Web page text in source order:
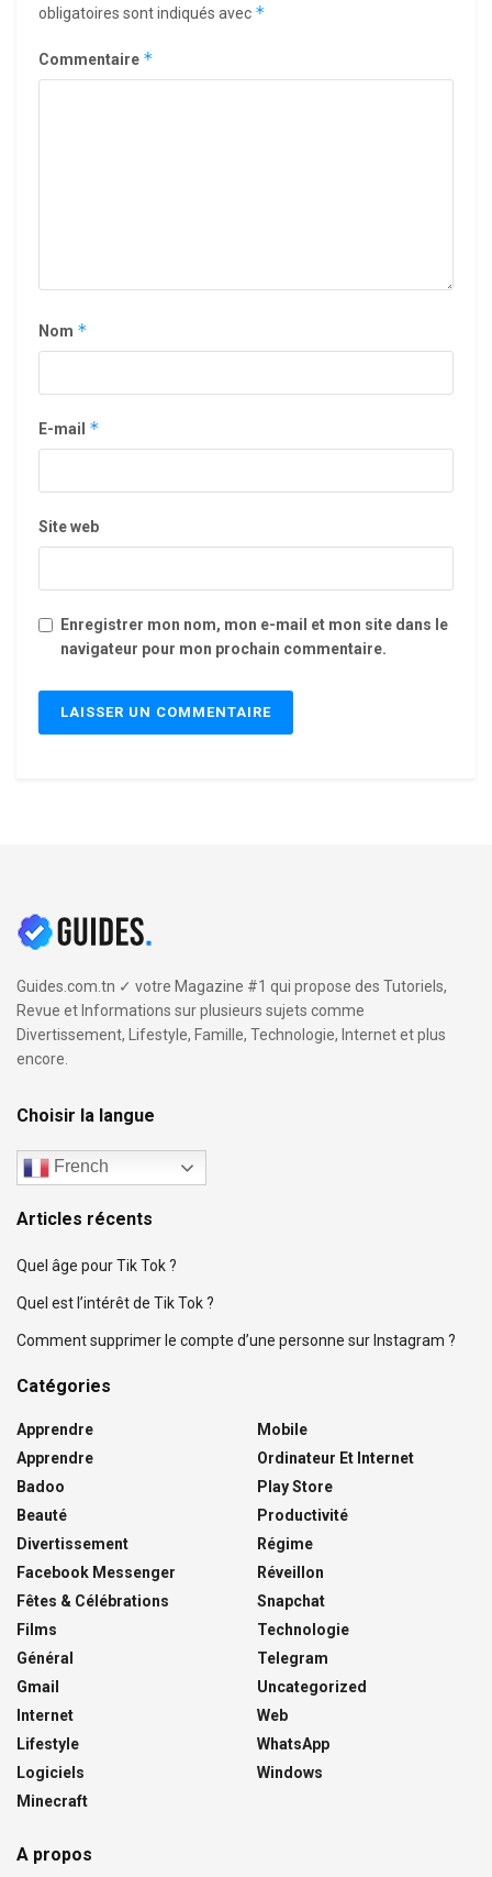
obligatoires sont indiqués avec *
Commentaire *
Nom *
E-mail *
Site web
Enregistrer mon nom, mon e-mail et mon site dans le
navigateur pour mon prochain commentaire.
Guides.com.tn ✓ votre Magazine #1 qui propose des Tutoriels,
Revue et Informations sur plusieurs sujets comme
Divertissement, Lifestyle, Famille, Technologie, Internet et plus
encore.
Choisir la langue
French
Articles récents
Quel âge pour Tik Tok ?
Quel est l’intérêt de Tik Tok ?
Comment supprimer le compte d’une personne sur Instagram ?
Catégories
Apprendre
Apprendre
Badoo
Beauté
Divertissement
Facebook Messenger
Fêtes & Célébrations
Films
Général
Gmail
Internet
Lifestyle
Logiciels
Minecraft
Mobile
Ordinateur Et Internet
Play Store
Productivité
Régime
Réveillon
Snapchat
Technologie
Telegram
Uncategorized
Web
WhatsApp
Windows
A propos